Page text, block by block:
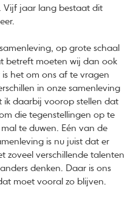
Vijf jaar lang bestaat dit
op grote schaal
betreft moeten wij dan ook
het om ons af te vragen
in onze samenleving
ik daarbij voorop stellen dat
die tegenstellingen op te
te duwen. Eén van de
is nu juist dat er
zoveel verschillende talenten
denken. Daar is ons
moet vooral zo blijven.